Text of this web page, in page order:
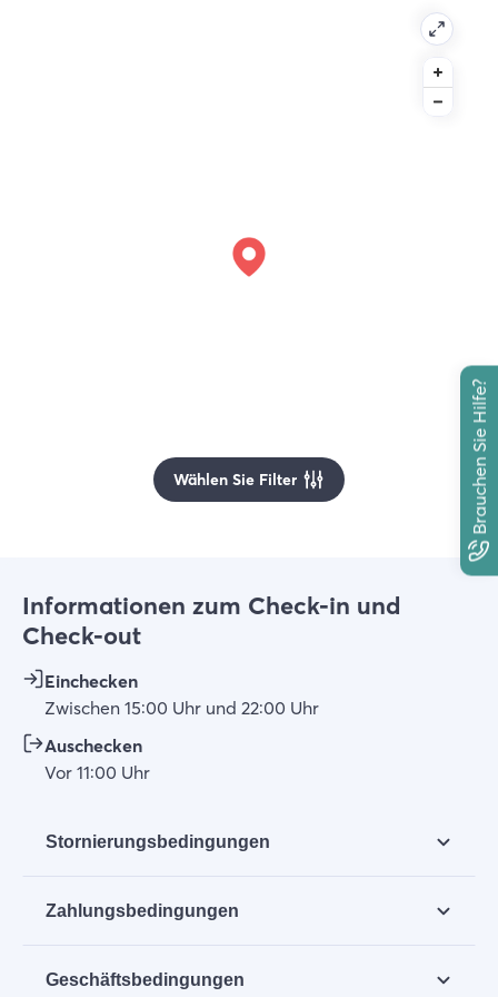
Brauchen Sie Hilfe?
Wählen Sie Filter
Informationen zum Check-in und
Check-out
Einchecken
Zwischen 15:00 Uhr und 22:00 Uhr
Auschecken
Vor 11:00 Uhr
Stornierungsbedingungen
BGH angemeldet und dann schriftlich per E-Mail
Buchungsbestätigung bestätigt werden.
Zahlungsbedingungen
Ferienhauses und Zeitraums erwarten wir die
Geschäftsbedingungen